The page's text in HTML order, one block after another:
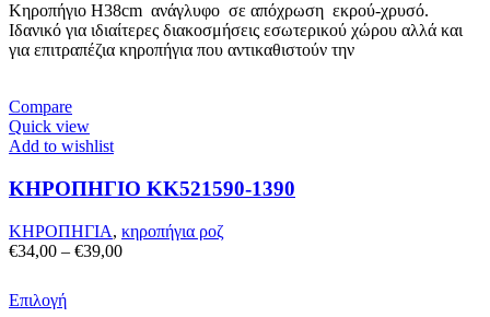
προϊόν
έχει
πολλαπλές
επιλογές
μπορούν
να
στη
του
προϊόντος
Κηροπήγιο Η38cm ανάγλυφo σε απόχρωση εκρού-χρυσό.
Ιδανικό για ιδιαίτερες διακοσμήσεις εσωτερικού χώρου αλλά και
για επιτραπέζια κηροπήγια που αντικαθιστούν την
Compare
Quick view
Add to wishlist
ΚΗΡΟΠΗΓΙΟ KK521590-1390
ΚΗΡΟΠΗΓΙΑ, κηροπήγια ροζ
€34,00 – €39,00Price
ΕπιλογήΑυτό